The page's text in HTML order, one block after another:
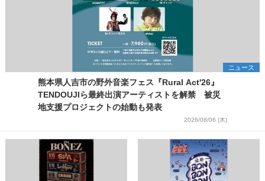
ニュース
熊本県人吉市の野外音楽フェス『Rural Act'26』
TENDOUJIら最終出演アーティストを解禁 被災
地支援プロジェクトの始動も発表
2026/08/06 (木)